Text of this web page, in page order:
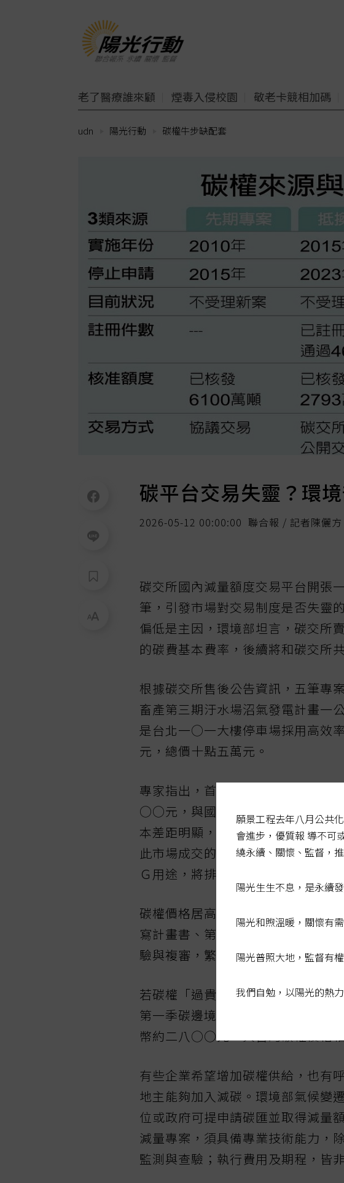
老了醫療誰來顧 煙毒入侵校園 敬老卡競相加碼
udn 陽光行動 碳權牛步缺配套
碳平台交易失靈？環
2026-05-12 00:00:00 聯合報 / 記者陳儷
碳交所國內減量額度交易平台開張
筆，引發市場對交易制度是否失靈
偏低是主因，環境部坦言，碳交
的碳費基本費率，後續將和碳交所
根據碳交所售後公告資訊，五筆專
畜產第三期汙水場沼氣發電計畫
是台北一○一大樓停車場採用高效
元，總價十點五萬元。
專家指出，首年碳費即使未適用優
○○元，與國內碳權專案動輒每
本差距明顯，企業若善用各類優惠
此市場成交的碳權專案幾乎不會用
Ｇ用途，將排碳成本轉化為企業資
碳權價格居高不下，專家認為是反
寫計畫書、第三方驗證，到送環境
驗與複審，繁複且時間冗長，各環
若碳權「過貴」，某種程度上是因
第一季碳邊境調整機制憑證價格每
幣約二八○○元，與台灣碳權價格
有些企業希望增加碳權供給，也有
地主能夠加入減碳。環境部氣候變
位或政府可提申請碳匯並取得減量
減量專案，須具備專業技術能力，
監測與查驗；執行費用及期程，皆
願景工程去年八月公共
會進步，優質報 導不可
繞永續、關懷、監督，
陽光生生不息，是永續
陽光和煦溫暖，關懷有
陽光普照大地，監督有
我們自勉，以陽光的熱